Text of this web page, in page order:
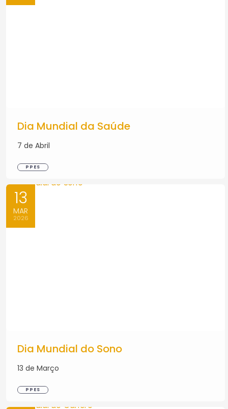
Dia Mundial da Saúde
7 de Abril
PPES
13
MAR
2026
Dia Mundial do Sono
13 de Março
PPES